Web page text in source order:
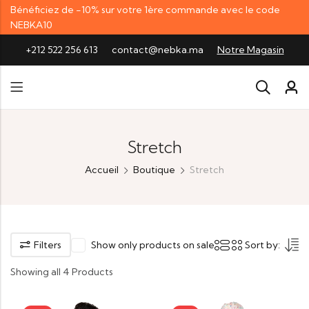
Bénéficiez de -10% sur votre 1ère commande avec le code
NEBKA10
+212 522 256 613
contact@nebka.ma Notre Magasin
Stretch
Accueil Boutique Stretch
Filters Show only products on sale Sort by:
Showing all 4 Products